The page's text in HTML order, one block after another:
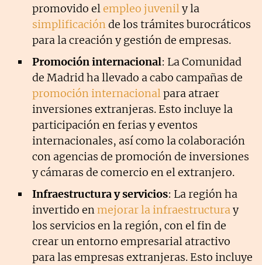
promovido el empleo juvenil y la
simplificación de los trámites burocráticos
para la creación y gestión de empresas.
Promoción internacional: La Comunidad
de Madrid ha llevado a cabo campañas de
promoción internacional para atraer
inversiones extranjeras. Esto incluye la
participación en ferias y eventos
internacionales, así como la colaboración
con agencias de promoción de inversiones
y cámaras de comercio en el extranjero.
Infraestructura y servicios: La región ha
invertido en mejorar la infraestructura y
los servicios en la región, con el fin de
crear un entorno empresarial atractivo
para las empresas extranjeras. Esto incluye